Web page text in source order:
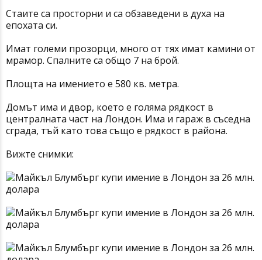
Стаите са просторни и са обзаведени в духа на
епохата си.
Имат големи прозорци, много от тях имат камини от
мрамор. Спалните са общо 7 на брой.
Площта на имението е 580 кв. метра.
Домът има и двор, което е голяма рядкост в
централната част на Лондон. Има и гараж в съседна
сграда, тъй като това също е рядкост в района.
Вижте снимки: